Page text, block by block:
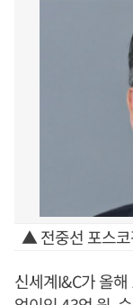
▲ 전중선 포스
신세계I&C가 올